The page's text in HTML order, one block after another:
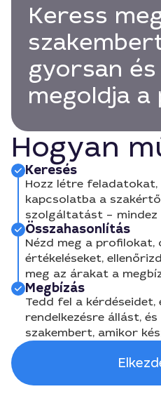
Keress
gyorsan
megoldja a
Hogyan
Keresés
Hozz létre feladatokat,
kapcsolatba a
szolgáltatást – mindez
Összahasonlítás
Nézd meg a profilokat,
értékeléseket,
meg az árakat a
Megbízás
Tedd fel a kérdéseidet,
rendelkezésre állást,
szakembert, amikor